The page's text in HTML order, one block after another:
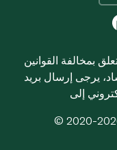
بمخالفة القوانين
يرجى إرسال بريد